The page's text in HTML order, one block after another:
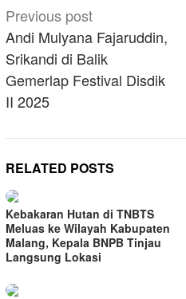
Post
navigation
Previous post
Andi Mulyana Fajaruddin,
Srikandi di Balik
Gemerlap Festival Disdik
II 2025
RELATED POSTS
Kebakaran Hutan di TNBTS
Meluas ke Wilayah Kabupaten
Malang, Kepala BNPB Tinjau
Langsung Lokasi